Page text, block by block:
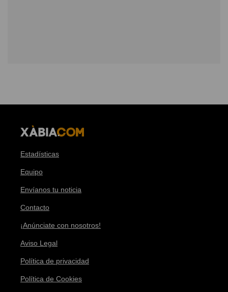
Estadísticas
Equipo
Envíanos tu noticia
Contacto
¡Anúnciate con nosotros!
Aviso Legal
Política de privacidad
Política de Cookies